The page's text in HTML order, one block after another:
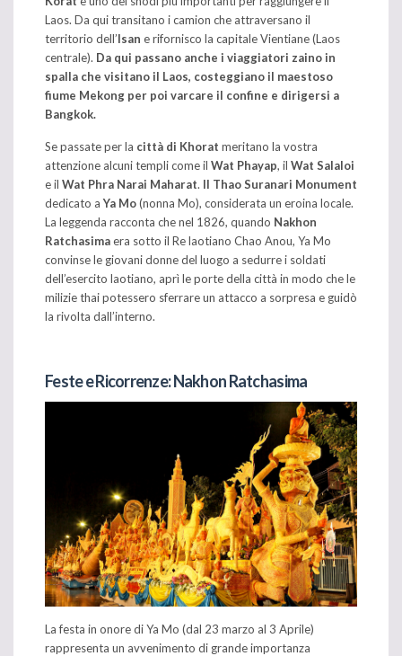
Laos. Da qui transitano i camion che attraversano il
territorio dell’Isan e rifornisco la capitale Vientiane (Laos
centrale). Da qui passano anche i viaggiatori zaino in
spalla che visitano il Laos, costeggiano il maestoso
fiume Mekong per poi varcare il confine e dirigersi a
Bangkok.
Se passate per la città di Khorat meritano la vostra
attenzione alcuni templi come il Wat Phayap, il Wat Salaloi
e il Wat Phra Narai Maharat. Il Thao Suranari Monument
dedicato aYa Mo(nonna Mo), considerata un eroina locale.
La leggenda racconta che nel 1826, quando Nakhon
Ratchasimaera sotto il Re laotiano Chao Anou, Ya Mo
convinse le giovani donne del luogo a sedurre i soldati
dell’esercito laotiano, aprì le porte della città in modo che le
milizie thai potessero sferrare un attacco a sorpresa e guidò
la rivolta dall’interno.
Feste e Ricorrenze: Nakhon Ratchasima
La festa in onore di Ya Mo (dal 23 marzo al 3 Aprile)
rappresenta un avvenimento di grande importanza